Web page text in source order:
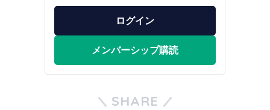
ログイン
メンバーシップ購読
SHARE